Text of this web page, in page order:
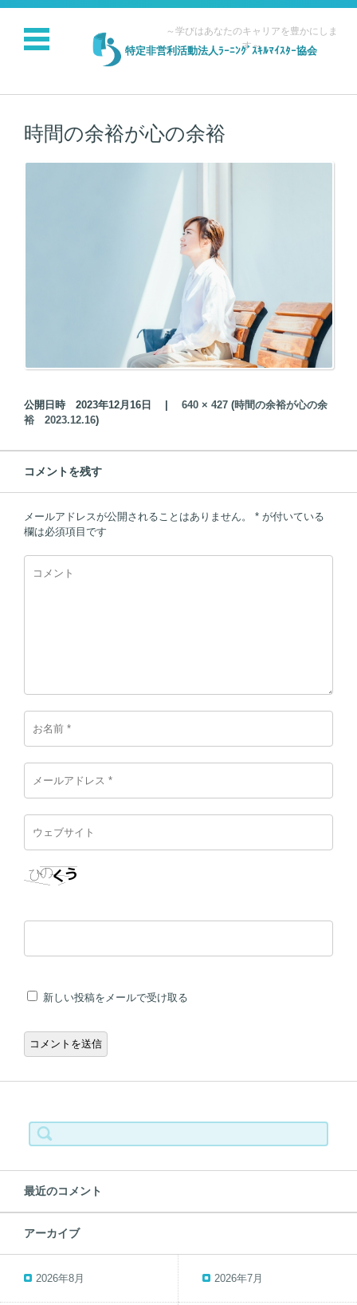
特定非営利活動法人ﾗｰﾆﾝｸﾞｽｷﾙﾏｲｽﾀｰ協会
～学びはあなたのキャリアを豊かにしま
す～
コンテンツに移動
時間の余裕が心の余裕
公開日時 2023年12月16日 640 × 427 (時間の余裕が心の余
裕 2023.12.16)
コメントを残す
メールアドレスが公開されることはありません。 * が付いている
欄は必須項目です
新しい投稿をメールで受け取る
索:
最近のコメント
アーカイブ
2026年8月 2026年7月